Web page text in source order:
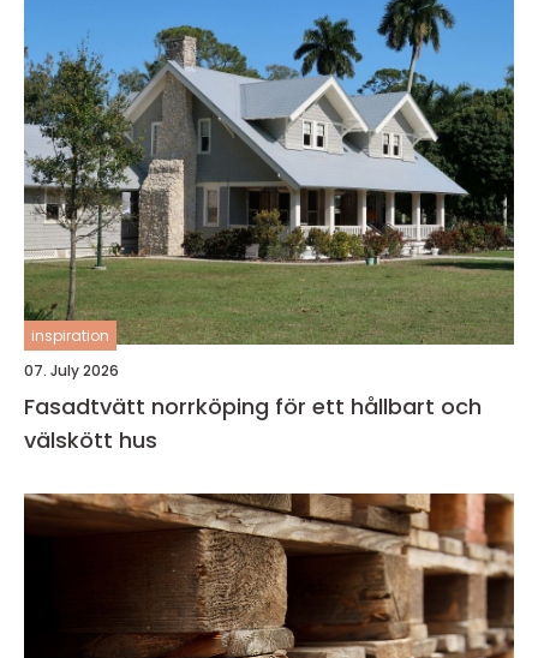
inspiration
07. July 2026
Fasadtvätt norrköping för ett hållbart och
välskött hus